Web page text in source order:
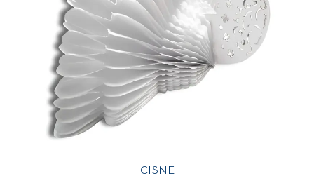
CISNE